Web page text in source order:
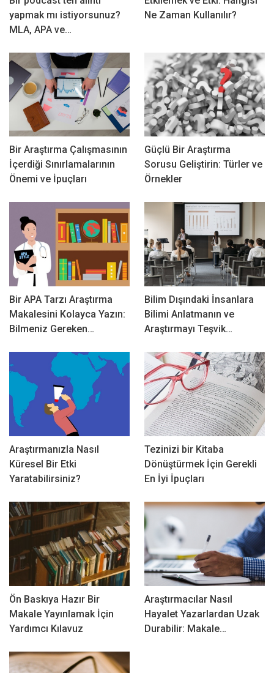
yapmak mı istiyorsunuz?
MLA, APA ve…
Ne Zaman Kullanılır?
Bir Araştırma Çalışmasının
İçerdiği Sınırlamalarının
Önemi ve İpuçları
Güçlü Bir Araştırma
Sorusu Geliştirin: Türler ve
Örnekler
Bir APA Tarzı Araştırma
Makalesini Kolayca Yazın:
Bilmeniz Gereken…
Bilim Dışındaki İnsanlara
Bilimi Anlatmanın ve
Araştırmayı Teşvik…
Araştırmanızla Nasıl
Küresel Bir Etki
Yaratabilirsiniz?
Tezinizi bir Kitaba
Dönüştürmek İçin Gerekli
En İyi İpuçları
Ön Baskıya Hazır Bir
Makale Yayınlamak İçin
Yardımcı Kılavuz
Araştırmacılar Nasıl
Hayalet Yazarlardan Uzak
Durabilir: Makale…